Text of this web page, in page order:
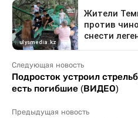
Следующая новость
Подросток устроил
есть погибшие (ВИДЕО)
Предыдущая новость